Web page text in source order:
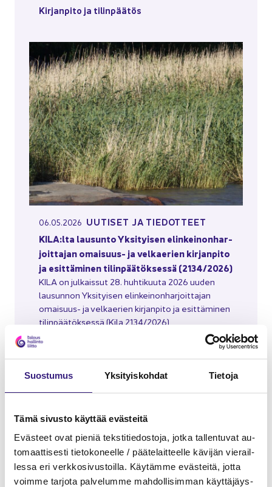
Suos­tu­mus Yk­si­tyis­koh­dat Tie­to­ja
Tämä si­vus­to käyt­tää eväs­tei­tä
Eväs­teet ovat pie­niä teks­ti­tie­dos­to­ja, jotka tal­len­tu­vat au­
to­maat­ti­ses­ti tie­to­ko­neel­le / pää­te­lait­teel­le kä­vi­jän vie­rail­
les­sa eri verk­ko­si­vus­toil­la. Käy­täm­me eväs­tei­tä, jotta
voim­me tar­jo­ta pal­ve­lum­me mah­dol­li­sim­man käyt­tä­jäys­
Kir­jan­pi­to ja ti­lin­pää­tös
06.05.2026 UU­TI­SET JA TIE­DOT­TEET
KILA:lta lausun­to Yk­si­tyi­sen elin­kei­non­har­
joit­ta­jan omaisuus-​ ja vel­kae­rien kir­jan­pi­to
ja esit­tä­mi­nen ti­lin­pää­tök­ses­sä (2134/2026)
KILA on jul­kais­sut 28. huh­ti­kuu­ta 2026 uuden
lausun­non Yk­si­tyi­sen elin­kei­non­har­joit­ta­jan
omaisuus-​ ja vel­kae­rien kir­jan­pi­to ja esit­tä­mi­nen
ti­lin­pää­tök­ses­sä (Kila 2134/2026)
Kir­jan­pi­to ja ti­lin­pää­tös